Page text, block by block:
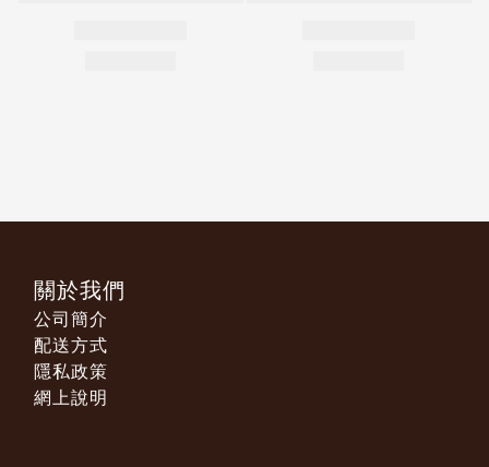
關於我們
公司簡介
配送方式
隱私政策
網上說明